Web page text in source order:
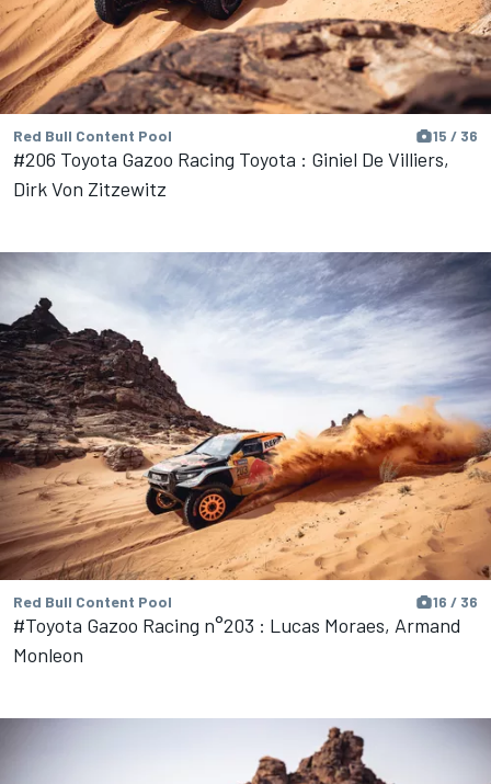
Red Bull Content Pool 15 / 36
#206 Toyota Gazoo Racing Toyota : Giniel De Villiers,
Dirk Von Zitzewitz
Red Bull Content Pool 16 / 36
#Toyota Gazoo Racing n°203 : Lucas Moraes, Armand
Monleon